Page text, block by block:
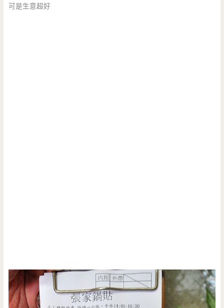
可是生意超好